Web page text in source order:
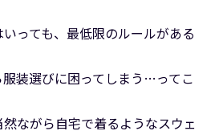
っても、最低限のルールがある
装選びに困ってしまう…ってこ
ながら自宅で着るようなスウェ